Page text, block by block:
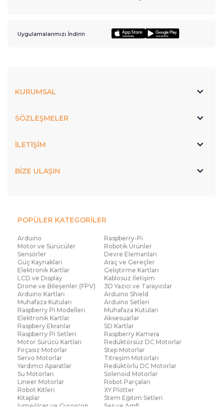
Uygulamalarımızı İndirin
KURUMSAL
SÖZLEŞMELER
İLETİŞİM
BİZE ULAŞIN
POPÜLER KATEGORİLER
Arduino
Raspberry-Pi
Motor ve Sürücüler
Robotik Ürünler
Sensörler
Devre Elemanları
Güç Kaynakları
Araç ve Gereçler
Elektronik Kartlar
Geliştirme Kartları
LCD ve Display
Kablosuz İletişim
Drone ve Bileşenler (FPV)
3D Yazıcı ve Tarayıcılar
Arduino Kartları
Arduino Shield
Muhafaza Kutuları
Arduino Setleri
Raspberry Pi Modelleri
Muhafaza Kutuları
Elektronik Kartlar
Aksesuarlar
Raspbery Ekranlar
SD Kartlar
Raspberry Pi Setleri
Raspberry Kamera
Motor Sürücü Kartları
Redüktörsüz DC Motorlar
Fırçasız Motorlar
Step Motorlar
Servo Motorlar
Titreşim Motorları
Yardımcı Aparatlar
Redüktörlü DC Motorlar
Su Motorları
Solenoid Motorlar
Lineer Motorlar
Robot Parçaları
Robot Kitleri
XY Plotter
Kitaplar
Stem Eğitim Setleri
İvmeölçer ve Gyroscop
Ses ve Amfi